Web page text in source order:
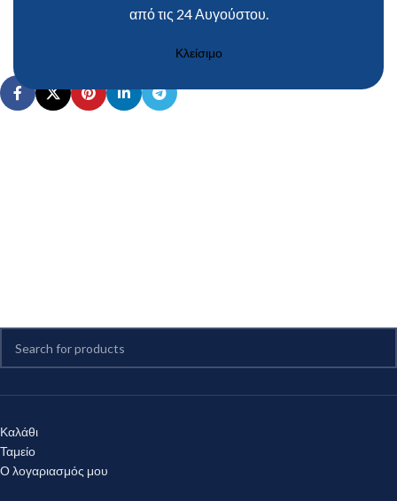
από τις 24 Αυγούστου.
Κλείσιμο
Καλάθι
Ταμείο
Ο λογαριασμός μου